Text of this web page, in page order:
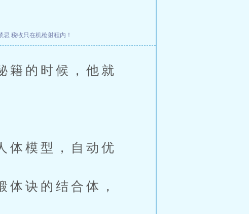
忌 税收只在机枪射程内！
的时候，他就
模型，自动优
诀的结合体，